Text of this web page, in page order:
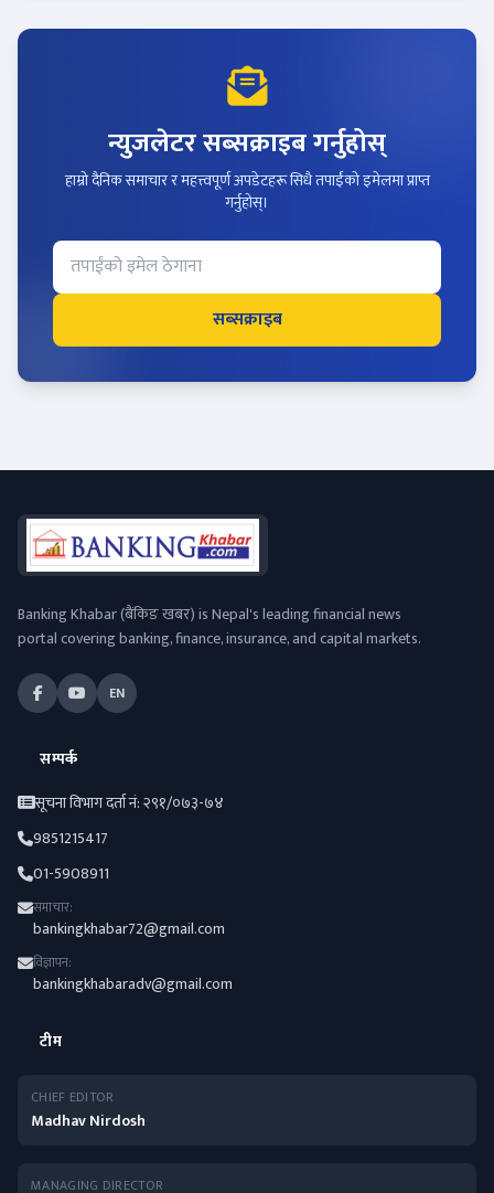
न्युजलेटर सब्सक्राइब गर्नुहोस्
हाम्रो दैनिक समाचार र महत्त्वपूर्ण अपडेटहरू सिधै तपाईंको इमेलमा प्राप्त
गर्नुहोस्।
सब्सक्राइब
Banking Khabar (बैंकिङ खबर) is Nepal's leading financial news
portal covering banking, finance, insurance, and capital markets.
EN
सम्पर्क
सूचना विभाग दर्ता नं: २९१/०७३-७४
9851215417
01-5908911
समाचार:
bankingkhabar72@gmail.com
विज्ञापन:
bankingkhabaradv@gmail.com
टीम
CHIEF EDITOR
Madhav Nirdosh
MANAGING DIRECTOR